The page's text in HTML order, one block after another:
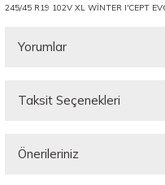
245/45 R19 102V XL WİNTER I'CEPT
Yorumlar
Taksit Seçenekleri
Önerileriniz